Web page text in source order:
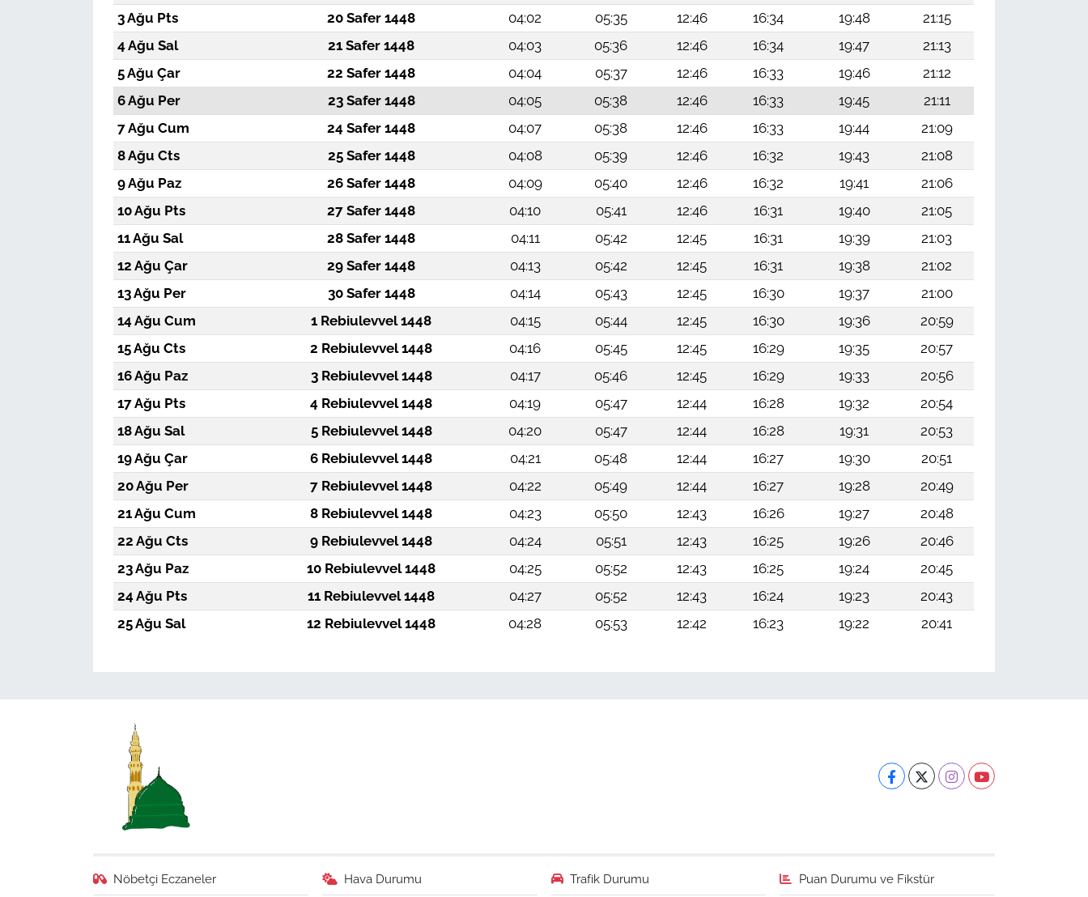
3 Ağu Pts
20 Safer 1448 04:02 05:35 12:46 16:34 19:48
21:15
4 Ağu Sal
21 Safer 1448 04:03 05:36 12:46 16:34 19:47
21:13
5 Ağu Çar
22 Safer 1448 04:04 05:37 12:46 16:33 19:46
21:12
6 Ağu Per
23 Safer 1448 04:05 05:38 12:46 16:33 19:45
21:11
7 Ağu Cum
24 Safer 1448 04:07 05:38 12:46 16:33 19:44
21:09
8 Ağu Cts
25 Safer 1448 04:08 05:39 12:46 16:32 19:43
21:08
9 Ağu Paz
26 Safer 1448 04:09 05:40 12:46 16:32 19:41
21:06
10 Ağu Pts
27 Safer 1448 04:10 05:41 12:46 16:31 19:40
21:05
11 Ağu Sal
28 Safer 1448 04:11 05:42 12:45 16:31 19:39
21:03
12 Ağu Çar
29 Safer 1448 04:13 05:42 12:45 16:31 19:38
21:02
13 Ağu Per
30 Safer 1448 04:14 05:43 12:45 16:30 19:37
21:00
14 Ağu Cum
1 Rebiulevvel 1448 04:15 05:44 12:45 16:30 19:36
20:59
15 Ağu Cts
2 Rebiulevvel 1448 04:16 05:45 12:45 16:29 19:35
20:57
16 Ağu Paz
3 Rebiulevvel 1448 04:17 05:46 12:45 16:29 19:33
20:56
17 Ağu Pts
4 Rebiulevvel 1448 04:19 05:47 12:44 16:28 19:32
20:54
18 Ağu Sal
5 Rebiulevvel 1448 04:20 05:47 12:44 16:28 19:31
20:53
19 Ağu Çar
6 Rebiulevvel 1448 04:21 05:48 12:44 16:27 19:30
20:51
20 Ağu Per
7 Rebiulevvel 1448 04:22 05:49 12:44 16:27 19:28
20:49
21 Ağu Cum
8 Rebiulevvel 1448 04:23 05:50 12:43 16:26 19:27
20:48
22 Ağu Cts
9 Rebiulevvel 1448 04:24 05:51 12:43 16:25 19:26
20:46
23 Ağu Paz
10 Rebiulevvel 1448 04:25 05:52 12:43 16:25 19:24
20:45
24 Ağu Pts
11 Rebiulevvel 1448 04:27 05:52 12:43 16:24 19:23
20:43
25 Ağu Sal
12 Rebiulevvel 1448 04:28 05:53 12:42 16:23 19:22 20:41
Nöbetçi Eczaneler Hava Durumu Trafik Durumu Puan Durumu ve Fikstür